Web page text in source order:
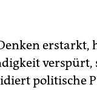
erstarkt,
verspürt,
politische